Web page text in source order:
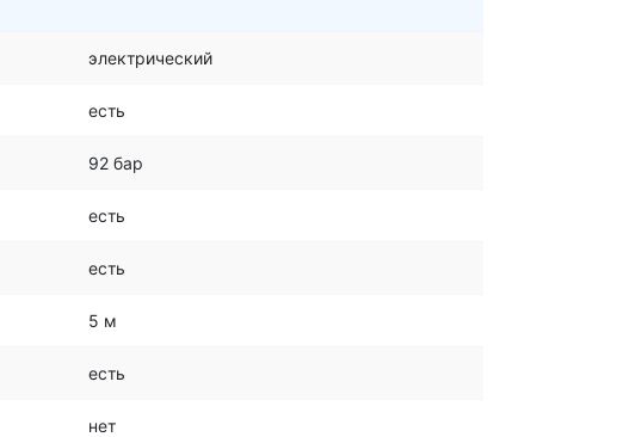
электрический
есть
92 бар
есть
есть
5 м
есть
нет